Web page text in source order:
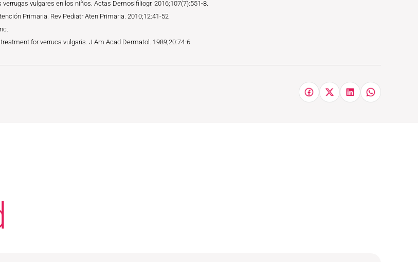
vulgares en los niños. Actas Demosifiliogr. 2016;107(7):551-8.
Primaria. Rev Pediatr Aten Primaria. 2010;12:41-52
for verruca vulgaris. J Am Acad Dermatol. 1989;20:74-6.